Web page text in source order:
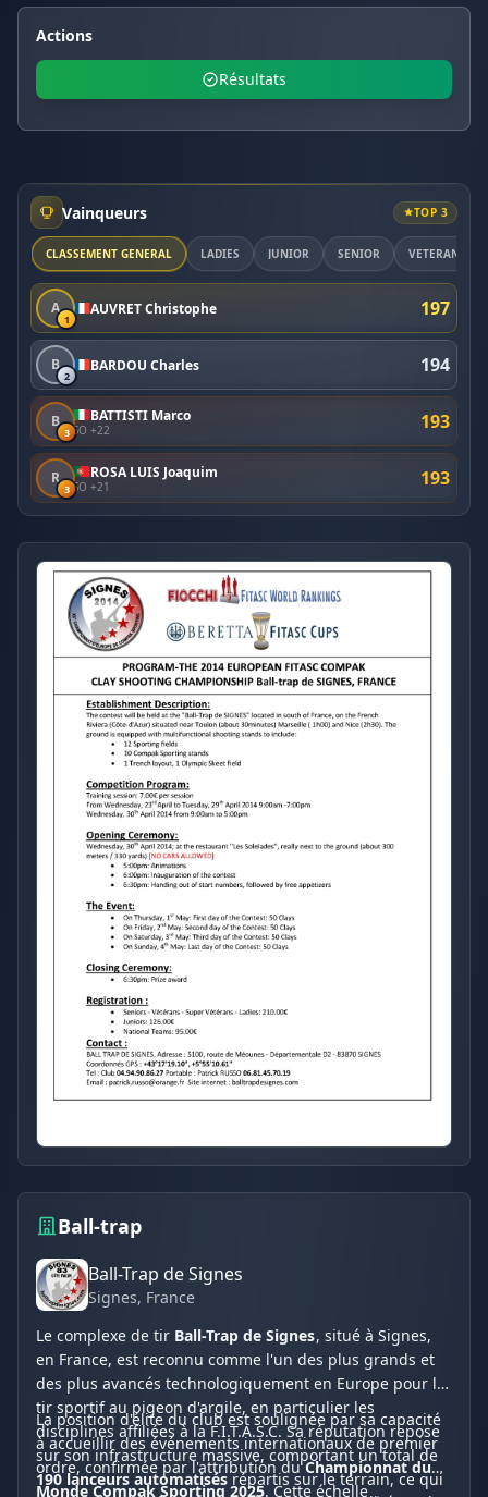
Actions
Résultats
Vainqueurs TOP 3
CLASSEMENT GÉNÉRAL LADIES JUNIOR SENIOR VETERAN
A
1
AUVRET Christophe 197
B
2
BARDOU Charles 194
B
3
BATTISTI Marco
SO +22 193
R
3
ROSA LUIS Joaquim
SO +21 193
Ball-trap
Ball-Trap de Signes
Signes, France
Le complexe de tir Ball-Trap de Signes, situé à Signes,
en France, est reconnu comme l'un des plus grands et
des plus avancés technologiquement en Europe pour le
tir sportif au pigeon d'argile, en particulier les
disciplines affiliées à la F.I.T.A.S.C. Sa réputation repose
sur son infrastructure massive, comportant un total de
190 lanceurs automatisésrépartis sur le terrain, ce qui
La position d'élite du club est soulignée par sa capacité
à accueillir des événements internationaux de premier
ordre, confirmée par l'attribution duChampionnat du
Monde Compak Sporting 2025. Cette échelle